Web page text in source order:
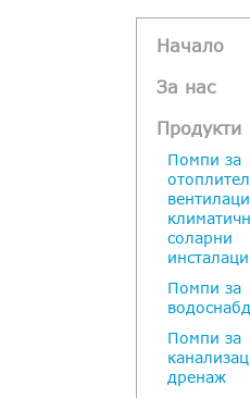
Начало
За нас
Продукти
Помпи за
соларни
Помпи за
Помпи за
дренаж